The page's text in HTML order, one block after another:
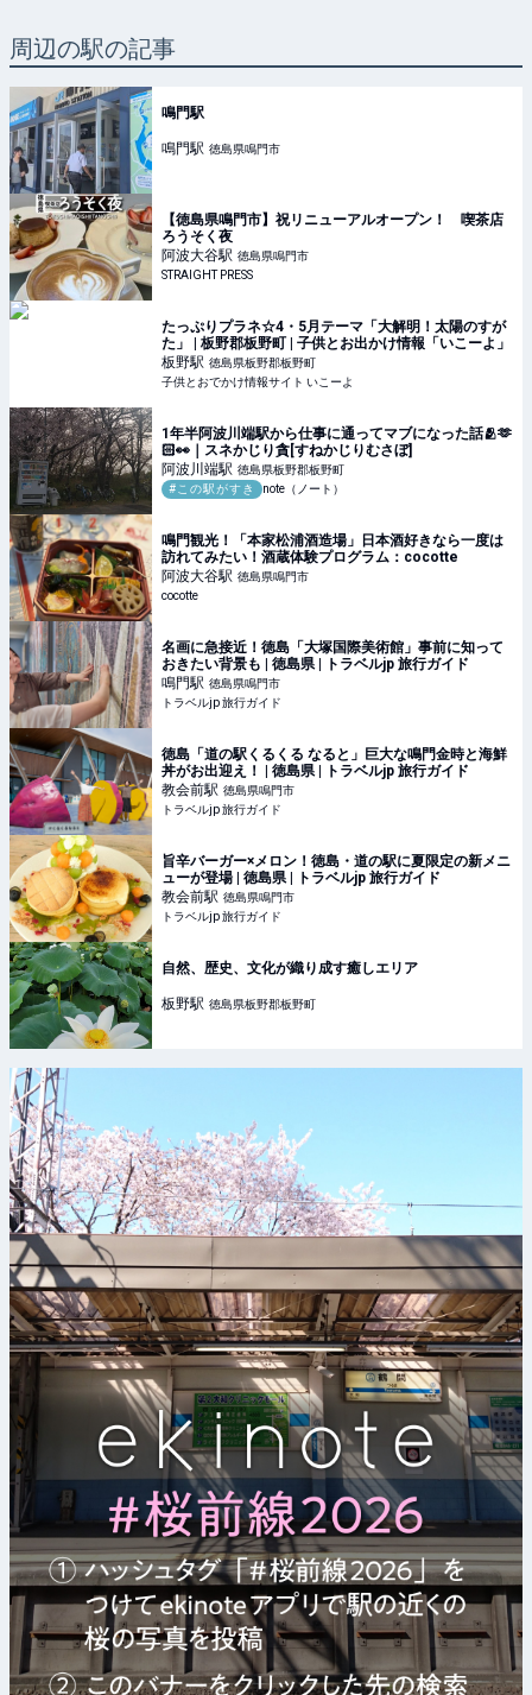
周辺の駅の記事
鳴門駅
鳴門駅 徳島県鳴門市
【徳島県鳴門市】祝リニューアルオープン！ 喫茶店
ろうそく夜
阿波大谷駅 徳島県鳴門市
STRAIGHT PRESS
たっぷりプラネ☆4・5月テーマ「大解明！太陽のすが
た」 | 板野郡板野町 | 子供とお出かけ情報「いこーよ」
板野駅 徳島県板野郡板野町
子供とおでかけ情報サイト いこーよ
1年半阿波川端駅から仕事に通ってマブになった話🫂🫶
🏻👀｜スネかじり貪[すねかじりむさぼ]
阿波川端駅 徳島県板野郡板野町
#この駅がすき
note（ノート）
鳴門観光！「本家松浦酒造場」日本酒好きなら一度は
訪れてみたい！酒蔵体験プログラム：cocotte
阿波大谷駅 徳島県鳴門市
cocotte
名画に急接近！徳島「大塚国際美術館」事前に知って
おきたい背景も | 徳島県 | トラベルjp 旅行ガイド
鳴門駅 徳島県鳴門市
トラベルjp 旅行ガイド
徳島「道の駅くるくる なると」巨大な鳴門金時と海鮮
丼がお出迎え！ | 徳島県 | トラベルjp 旅行ガイド
教会前駅 徳島県鳴門市
トラベルjp 旅行ガイド
旨辛バーガー×メロン！徳島・道の駅に夏限定の新メニ
ューが登場 | 徳島県 | トラベルjp 旅行ガイド
教会前駅 徳島県鳴門市
トラベルjp 旅行ガイド
自然、歴史、文化が織り成す癒しエリア
板野駅 徳島県板野郡板野町